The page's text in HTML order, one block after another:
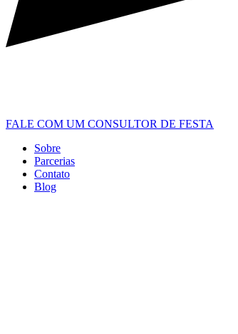
FALE COM UM CONSULTOR DE FESTA
Sobre
Parcerias
Contato
Blog